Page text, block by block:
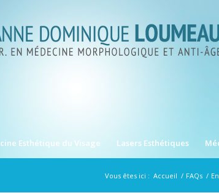
Esthétique du Visage Lasers Esthétiques
Vous êtes ici : Accueil / FAQs /